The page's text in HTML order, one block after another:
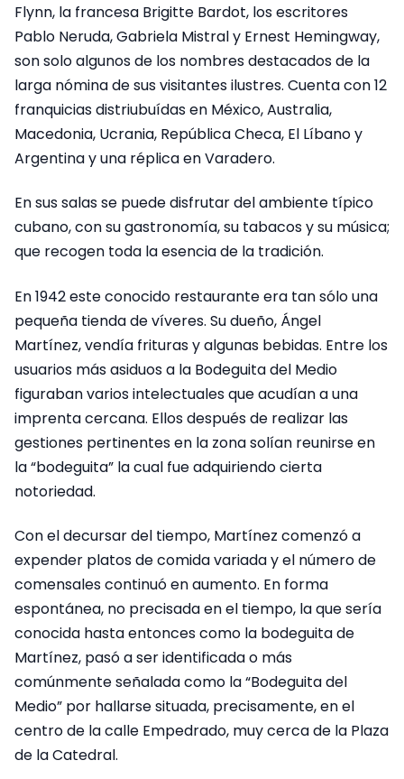
Flynn, la francesa Brigitte Bardot, los escritores
Pablo Neruda, Gabriela Mistral y Ernest Hemingway,
son solo algunos de los nombres destacados de la
larga nómina de sus visitantes ilustres. Cuenta con 12
franquicias distriubuídas en México, Australia,
Macedonia, Ucrania, República Checa, El Líbano y
Argentina y una réplica en Varadero.
En sus salas se puede disfrutar del ambiente típico
cubano, con su gastronomía, su tabacos y su música;
que recogen toda la esencia de la tradición.
En 1942 este conocido restaurante era tan sólo una
pequeña tienda de víveres. Su dueño, Ángel
Martínez, vendía frituras y algunas bebidas. Entre los
usuarios más asiduos a la Bodeguita del Medio
figuraban varios intelectuales que acudían a una
imprenta cercana. Ellos después de realizar las
gestiones pertinentes en la zona solían reunirse en
la “bodeguita” la cual fue adquiriendo cierta
notoriedad.
Con el decursar del tiempo, Martínez comenzó a
expender platos de comida variada y el número de
comensales continuó en aumento. En forma
espontánea, no precisada en el tiempo, la que sería
conocida hasta entonces como la bodeguita de
Martínez, pasó a ser identificada o más
comúnmente señalada como la “Bodeguita del
Medio” por hallarse situada, precisamente, en el
centro de la calle Empedrado, muy cerca de la Plaza
de la Catedral.